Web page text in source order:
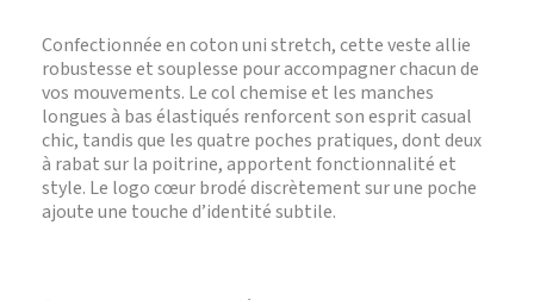
Confectionnée en coton uni stretch, cette veste allie
robustesse et souplesse pour accompagner chacun de
vos mouvements. Le col chemise et les manches
longues à bas élastiqués renforcent son esprit casual
chic, tandis que les quatre poches pratiques, dont deux
à rabat sur la poitrine, apportent fonctionnalité et
style. Le logo cœur brodé discrètement sur une poche
ajoute une touche d’identité subtile.